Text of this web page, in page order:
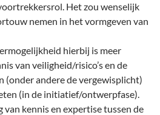
Het zou wenselijk
nemen in het vormgeven van
hierbij is meer
van veiligheid/risico’s en de
(onder andere de vergewisplicht)
(in de initiatief/ontwerpfase).
van kennis en expertise tussen de